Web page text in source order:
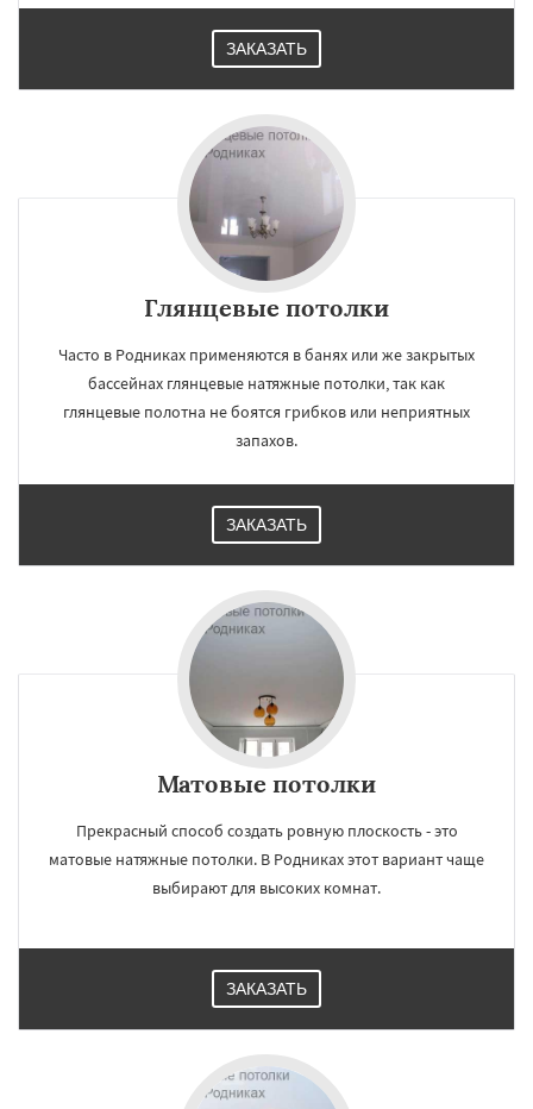
ЗАКАЗАТЬ
Глянцевые потолки
Часто в Родниках применяются в банях или же закрытых
бассейнах глянцевые натяжные потолки, так как
глянцевые полотна не боятся грибков или неприятных
запахов.
ЗАКАЗАТЬ
Матовые потолки
Прекрасный способ создать ровную плоскость - это
матовые натяжные потолки. В Родниках этот вариант чаще
выбирают для высоких комнат.
ЗАКАЗАТЬ